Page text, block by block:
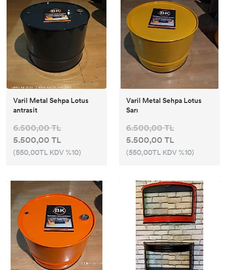
Varil Metal Sehpa Lotus
antrasit
6.500,00 TL
5.500,00 TL
(550,00TL KDV %10)
Varil Metal Sehpa Lotus
Sarı
6.500,00 TL
5.500,00 TL
(550,00TL KDV %10)